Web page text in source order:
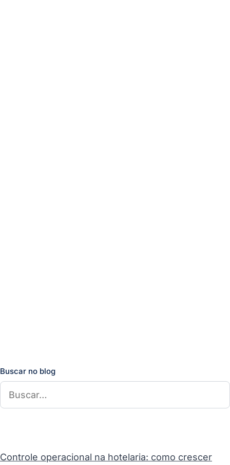
Buscar no blog
Controle operacional na hotelaria: como crescer